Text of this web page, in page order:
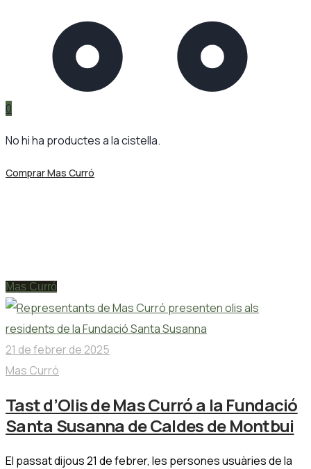
0
No hi ha productes a la cistella.
Comprar Mas Curró
Mas Curró
21 de febrer de 2025
Mas Curró
Tast d’Olis de Mas Curró a la Fundació
Santa Susanna de Caldes de Montbui
El passat dijous 21 de febrer, les persones usuàries de la